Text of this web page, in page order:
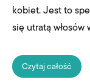
kobiet. Jest to
się utratą włosów
Czytaj całość